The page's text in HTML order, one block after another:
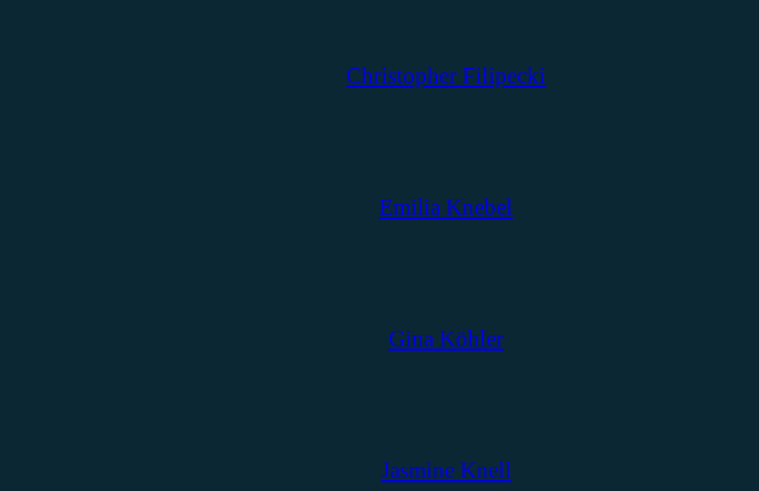
Christopher Filipecki
Emilia Knebel
Gina Köhler
Jasmine Knell